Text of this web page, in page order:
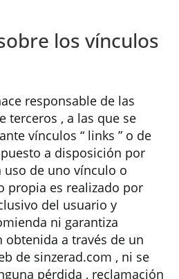
los vínculos
responsable de las
terceros , a las que se
vínculos “ links ” o de
a disposición por
uso de uno vínculo o
propia es realizado por
del usuario y
ni garantiza
a través de un
de sinzerad.com , ni se
pérdida , reclamación